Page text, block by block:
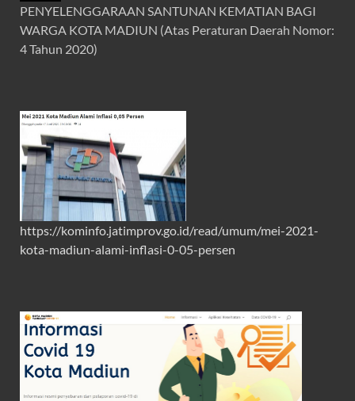
PENYELENGGARAAN SANTUNAN KEMATIAN BAGI
WARGA KOTA MADIUN (Atas Peraturan Daerah Nomor:
4 Tahun 2020)
https://kominfo.jatimprov.go.id/read/umum/mei-2021-
kota-madiun-alami-inflasi-0-05-persen